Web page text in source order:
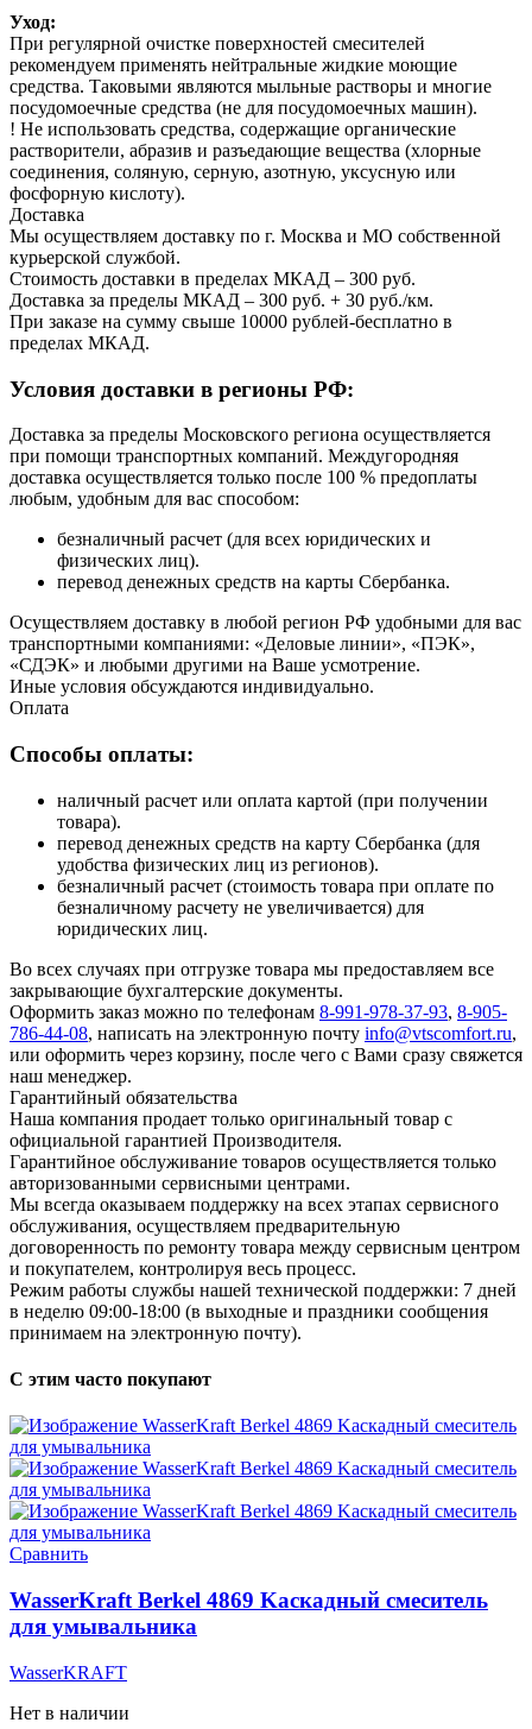
Уход:
При регулярной очистке поверхностей смесителей
рекомендуем применять нейтральные жидкие моющие
средства. Таковыми являются мыльные растворы и многие
посудомоечные средства (не для посудомоечных машин).
! Не использовать средства, содержащие органические
растворители, абразив и разъедающие вещества (хлорные
соединения, соляную, серную, азотную, уксусную или
фосфорную кислоту).
Доставка
Мы осуществляем доставку по г. Москва и МО собственной
курьерской службой.
Стоимость доставки в пределах МКАД – 300 руб.
Доставка за пределы МКАД – 300 руб. + 30 руб./км.
При заказе на сумму свыше 10000 рублей-бесплатно в
пределах МКАД.
Условия доставки в регионы РФ:
Доставка за пределы Московского региона осуществляется
при помощи транспортных компаний. Междугородняя
доставка осуществляется только после 100 % предоплаты
любым, удобным для вас способом:
безналичный расчет (для всех юридических и
физических лиц).
перевод денежных средств на карты Сбербанка.
Осуществляем доставку в любой регион РФ удобными для вас
транспортными компаниями: «Деловые линии», «ПЭК»,
«СДЭК» и любыми другими на Ваше усмотрение.
Иные условия обсуждаются индивидуально.
Оплата
Способы оплаты:
наличный расчет или оплата картой (при получении
товара).
перевод денежных средств на карту Сбербанка (для
удобства физических лиц из регионов).
безналичный расчет (стоимость товара при оплате по
безналичному расчету не увеличивается) для
юридических лиц.
Во всех случаях при отгрузке товара мы предоставляем все
закрывающие бухгалтерские документы.
Оформить заказ можно по телефонам 8-991-978-37-93, 8-905-
786-44-08, написать на электронную почту info@vtscomfort.ru,
или оформить через корзину, после чего с Вами сразу свяжется
наш менеджер.
Гарантийный обязательства
Наша компания продает только оригинальный товар с
официальной гарантией Производителя.
Гарантийное обслуживание товаров осуществляется только
авторизованными сервисными центрами.
Мы всегда оказываем поддержку на всех этапах сервисного
обслуживания, осуществляем предварительную
договоренность по ремонту товара между сервисным центром
и покупателем, контролируя весь процесс.
Режим работы службы нашей технической поддержки: 7 дней
в неделю 09:00-18:00 (в выходные и праздники сообщения
принимаем на электронную почту).
С этим часто покупают
Сравнить
WasserKraft Berkel 4869 Kаскадный смеситель
для умывальника
WasserKRAFT
Нет в наличии